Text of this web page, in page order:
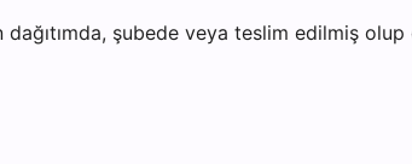
şubede veya teslim edilmiş olup